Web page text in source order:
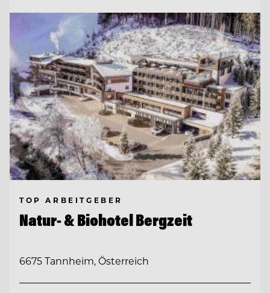
TOP ARBEITGEBER
Natur- & Biohotel Bergzeit
6675 Tannheim, Österreich